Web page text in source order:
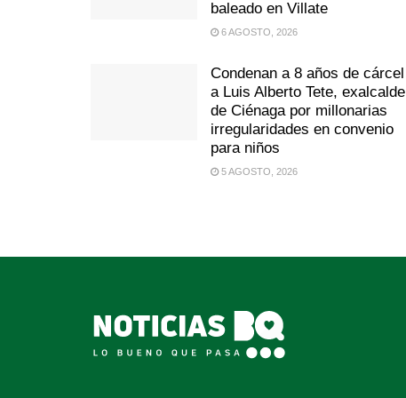
baleado en Villate
6 AGOSTO, 2026
Condenan a 8 años de cárcel
a Luis Alberto Tete, exalcalde
de Ciénaga por millonarias
irregularidades en convenio
para niños
5 AGOSTO, 2026